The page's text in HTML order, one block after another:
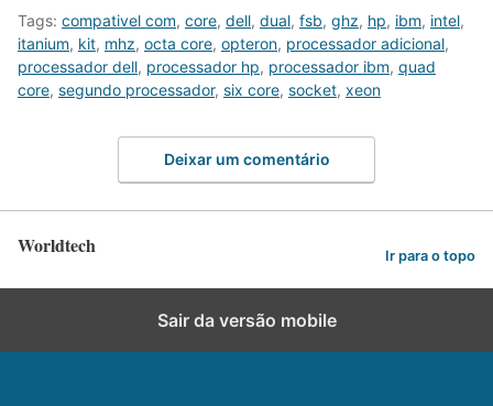
Tags: compativel com, core, dell, dual, fsb, ghz, hp, ibm, intel,
itanium, kit, mhz, octa core, opteron, processador adicional,
processador dell, processador hp, processador ibm, quad
core, segundo processador, six core, socket, xeon
Deixar um comentário
Worldtech Ir para o topo
Sair da versão mobile